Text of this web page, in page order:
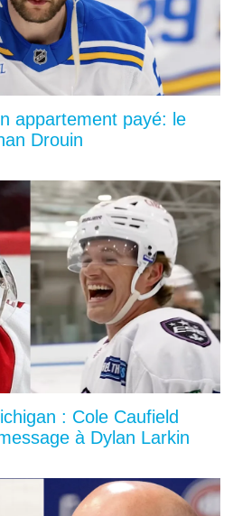
appartement payé: le
Drouin
: Cole Caufield
à Dylan Larkin